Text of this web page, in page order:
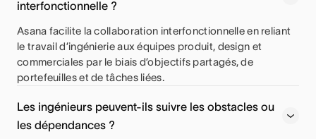
interfonctionnelle ?
Asana facilite la collaboration interfonctionnelle en reliant
le travail d’ingénierie aux équipes produit, design et
commerciales par le biais d’objectifs partagés, de
portefeuilles et de tâches liées.
Les ingénieurs peuvent-ils suivre les obstacles ou
les dépendances ?